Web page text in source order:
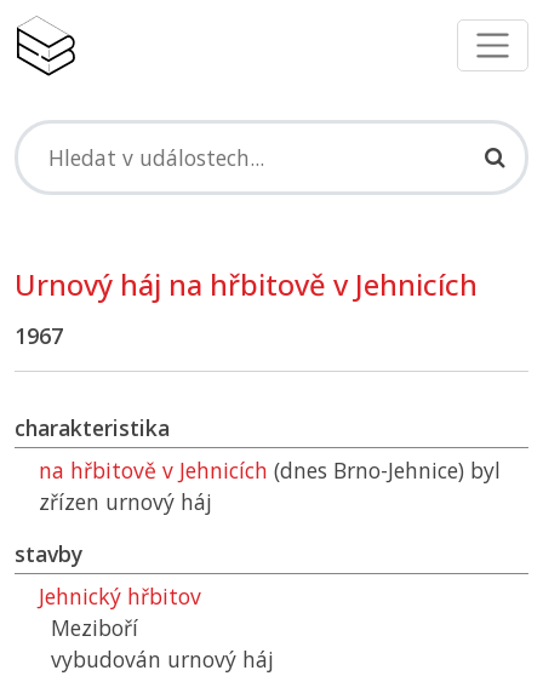
Urnový háj na hřbitově v Jehnicích
1967
charakteristika
na hřbitově v Jehnicích (dnes Brno-Jehnice) byl
zřízen urnový háj
stavby
Jehnický hřbitov
Meziboří
vybudován urnový háj